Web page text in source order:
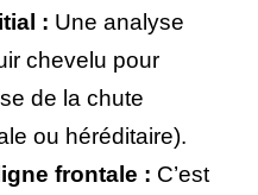
: Une analyse
chevelu pour
de la chute
ou héréditaire).
frontale : C’est